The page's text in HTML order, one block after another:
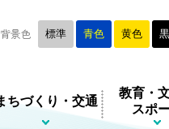
背景色 標準 青色 黄色
ちづくり・交通
教育・
スポ